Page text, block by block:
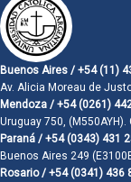
Buenos Aires / +54 (11)
Av. Alicia Moreau de
Mendoza / +54 (0261)
Uruguay 750,
Paraná / +54 (0343) 431
Buenos Aires 249
Rosario / +54 (0341) 436